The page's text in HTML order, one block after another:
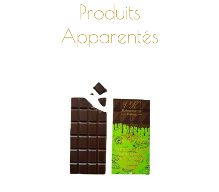
Produits
Apparentés